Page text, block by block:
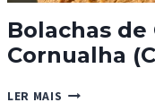
Bolachas
Cornualha
LER MAIS BOLACHAS